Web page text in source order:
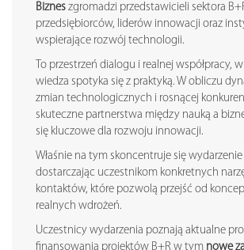
Biznes zgromadzi przedstawicieli sektora
przedsiębiorców, liderów innowacji oraz
wspierające rozwój technologii.
To przestrzeń dialogu i realnej współpracy,
wiedza spotyka się z praktyką. W obliczu
zmian technologicznych i rosnącej
skuteczne partnerstwa między nauką a
się kluczowe dla rozwoju innowacji.
Właśnie na tym skoncentruje się wydarzenie
dostarczając uczestnikom konkretnych
kontaktów, które pozwolą przejść od
realnych wdrożeń.
Uczestnicy wydarzenia poznają aktualne
finansowania projektów B+R w tym nowe